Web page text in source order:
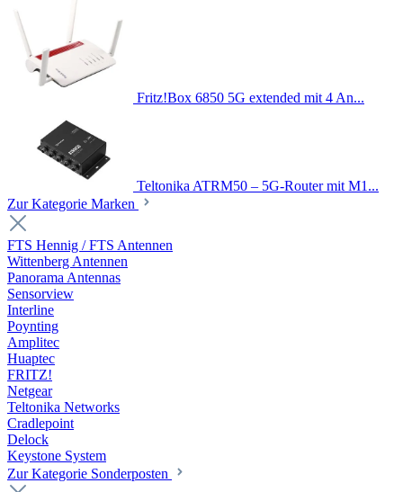
Fritz!Box 6850 5G extended mit 4 An...
Teltonika ATRM50 – 5G-Router mit M1...
Zur Kategorie Marken
FTS Hennig / FTS Antennen
Wittenberg Antennen
Panorama Antennas
Sensorview
Interline
Poynting
Amplitec
Huaptec
FRITZ!
Netgear
Teltonika Networks
Cradlepoint
Delock
Keystone System
Zur Kategorie Sonderposten